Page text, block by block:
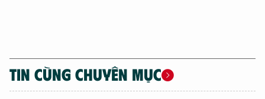
TIN CÙNG CHUYÊN MỤC